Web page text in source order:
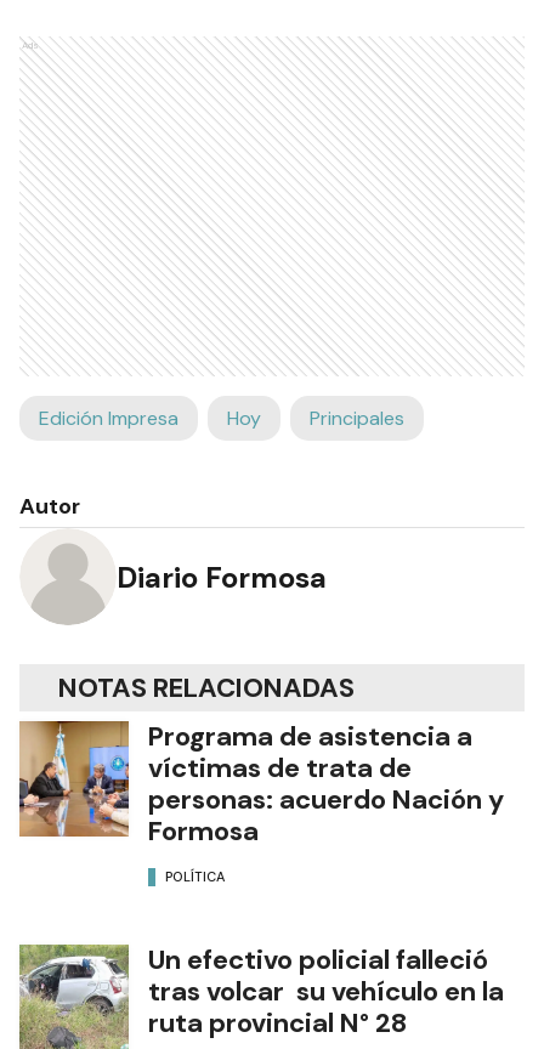
Ads
Edición Impresa Hoy Principales
Autor
Diario Formosa
NOTAS RELACIONADAS
Programa de asistencia a
víctimas de trata de
personas: acuerdo Nación y
Formosa
POLÍTICA
Un efectivo policial falleció
tras volcar su vehículo en la
ruta provincial N° 28